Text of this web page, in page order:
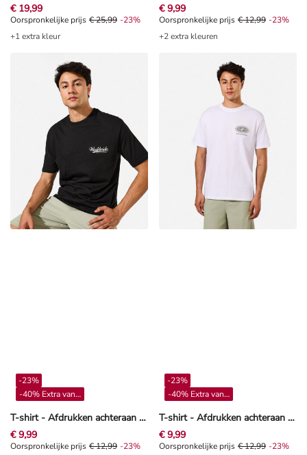
€ 19,99
Oorspronkelijke prijs € 25,99, Korting -23%
Oorspronkelijke prijs € 25,99 -23%
+1 extra kleur
€ 9,99
Oorspronkelijke prijs € 12,99,
Oorspronkelijke prijs € 12,99 -23%
+2 extra kleuren
T-shirt - Afdrukken achteraan - Zwart
-23%
-40% Extra vanaf 4**
€ 9,99
Oorspronkelijke prijs € 12,99, Korting -23%
Oorspronkelijke prijs € 12,99 -23%
T-shirt - Afdrukken achteraan - wit
-23%
-40% Extra vanaf 4**
€ 9,99
Oorspronkelijke prijs € 12,99,
Oorspronkelijke prijs € 12,99 -23%